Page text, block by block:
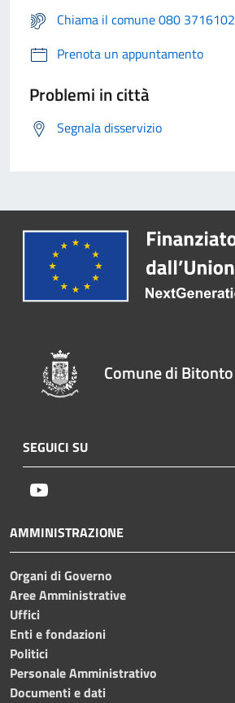
Chiama il comune 080 3716102
Prenota un appuntamento
Problemi in città
Segnala disservizio
Comune di Bitonto
SEGUICI SU
AMMINISTRAZIONE
Organi di Governo
Aree Amministrative
Uffici
Enti e fondazioni
Politici
Personale Amministrativo
Documenti e dati